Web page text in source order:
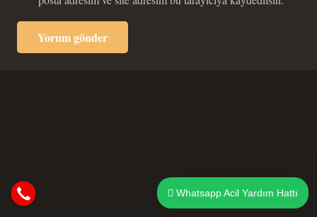
Yorum gönder
Whatsapp Acil Yardım Hattı